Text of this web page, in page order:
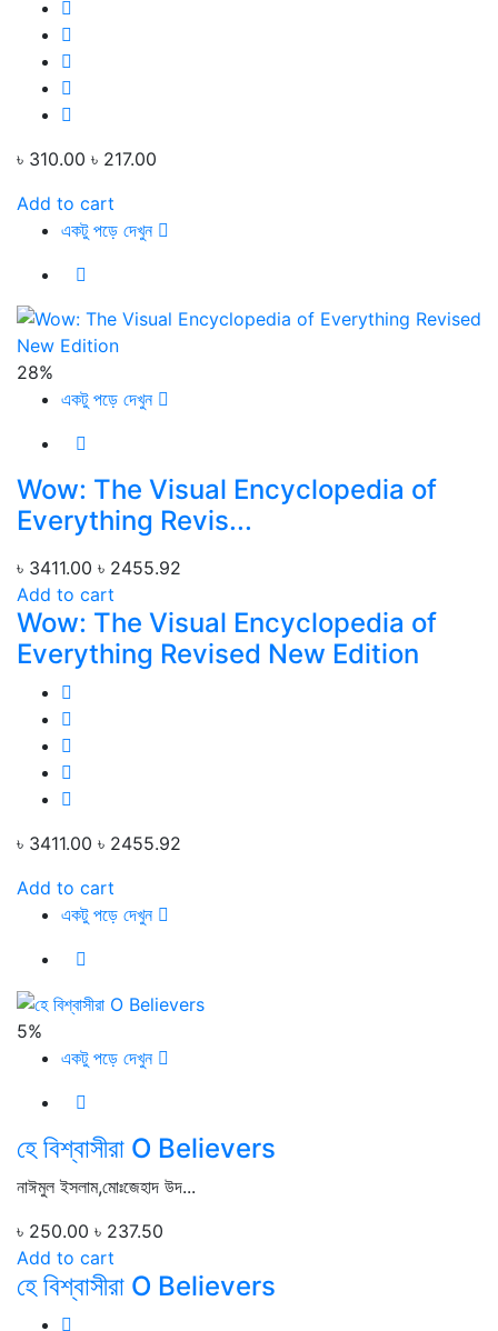
৳ 310.00 ৳ 217.00
Add to cart
একটু পড়ে দেখুন
28%
একটু পড়ে দেখুন
Wow: The Visual Encyclopedia of
Everything Revis...
৳ 3411.00 ৳ 2455.92
Add to cart
Wow: The Visual Encyclopedia of
Everything Revised New Edition
৳ 3411.00 ৳ 2455.92
Add to cart
একটু পড়ে দেখুন
5%
একটু পড়ে দেখুন
হে বিশ্বাসীরা O Believers
নাঈমুল ইসলাম,মোঃজেহাদ উদ...
৳ 250.00 ৳ 237.50
Add to cart
হে বিশ্বাসীরা O Believers